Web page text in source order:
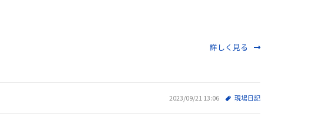
詳しく見る
2023/09/21 13:06 現場日記